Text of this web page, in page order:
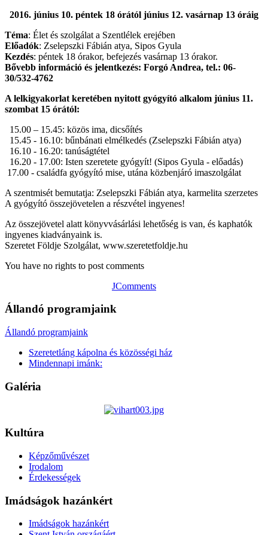
2016. június 10. péntek 18 órától június 12. vasárnap 13 óráig
Téma: Élet és szolgálat a Szentlélek erejében
Előadók: Zselepszki Fábián atya, Sipos Gyula
Kezdés: péntek 18 órakor, befejezés vasárnap 13 órakor.
Bővebb információ és jelentkezés: Forgó Andrea, tel.: 06-
30/532-4762
A lelkigyakorlat keretében nyitott gyógyító alkalom június 11.
szombat 15 órától:
15.00 – 15.45: közös ima, dicsőítés
15.45 - 16.10: bűnbánati elmélkedés (Zselepszki Fábián atya)
16.10 - 16.20: tanúságtétel
16.20 - 17.00: Isten szeretete gyógyít! (Sipos Gyula - előadás)
17.00 - családfa gyógyító mise, utána közbenjáró imaszolgálat
A szentmisét bemutatja: Zselepszki Fábián atya, karmelita szerzetes
A gyógyító összejövetelen a részvétel ingyenes!
Az összejövetel alatt könyvvásárlási lehetőség is van, és kaphatók
ingyenes kiadványaink is.
Szeretet Földje Szolgálat, www.szeretetfoldje.hu
You have no rights to post comments
JComments
Állandó programjaink
Állandó programjaink
Szeretetláng kápolna és közösségi ház
Mindennapi imánk:
Galéria
Kultúra
Képzőművészet
Irodalom
Érdekességek
Imádságok hazánkért
Imádságok hazánkért